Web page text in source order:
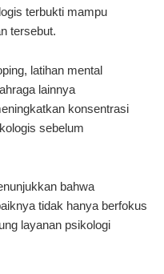
terbukti mampu
tersebut.
latihan mental
lainnya
konsentrasi
sebelum
bahwa
tidak hanya berfokus
layanan psikologi